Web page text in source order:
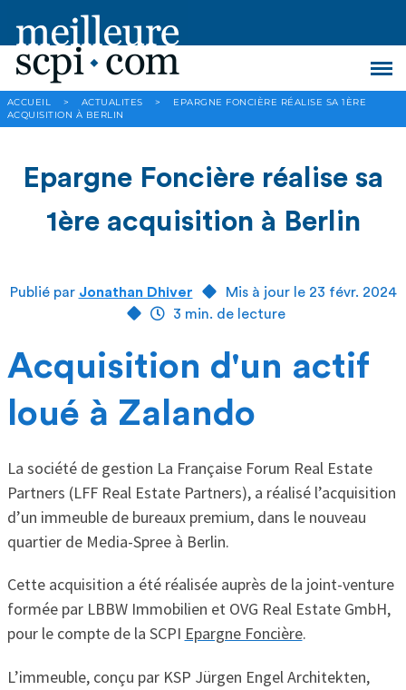
ACCUEIL > ACTUALITES >
EPARGNE FONCIÈRE RÉALISE SA 1ÈRE
ACQUISITION À BERLIN
Epargne Foncière réalise sa
1ère acquisition à Berlin
Publié par Jonathan Dhiver
Mis à jour le 23 févr. 2024
3 min. de lecture
Acquisition d'un actif
loué à Zalando
La société de gestion La Française Forum Real Estate
Partners (LFF Real Estate Partners), a réalisé l’acquisition
d’un immeuble de bureaux premium, dans le nouveau
quartier de Media-Spree à Berlin.
Cette acquisition a été réalisée auprès de la joint-venture
formée par LBBW Immobilien et OVG Real Estate GmbH,
pour le compte de la SCPI Epargne Foncière.
L’immeuble, conçu par KSP Jürgen Engel Architekten,